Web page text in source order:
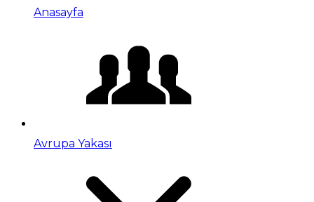
Anasayfa
Avrupa Yakası